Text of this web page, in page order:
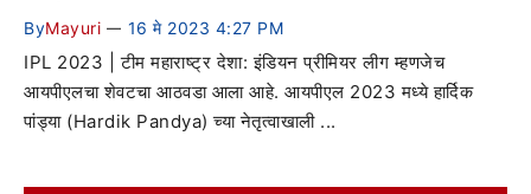
ByMayuri — 16 मे 2023 4:27 PM
IPL 2023 | टीम महाराष्ट्र देशा: इंडियन प्रीमियर लीग म्हणजेच
आयपीएलचा शेवटचा आठवडा आला आहे. आयपीएल 2023 मध्ये हार्दिक
पांड्या (Hardik Pandya) च्या नेतृत्वाखाली ...